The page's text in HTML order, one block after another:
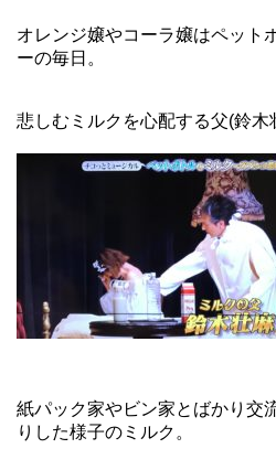
オレンジ嬢やコーラ嬢はペット
ーの毎日。
悲しむミルクを心配する父(鈴木
紙パック家やビン家とばかり交
りした様子のミルク。